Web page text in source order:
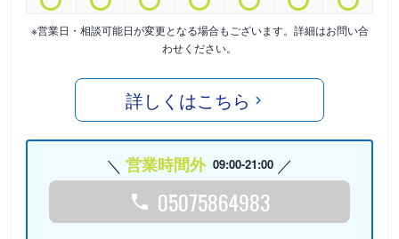
※営業日・相談可能日が変更となる場合もございます。詳細はお問い合
わせください。
詳しくはこちら
営業時間外 09:00-21:00
05075864983